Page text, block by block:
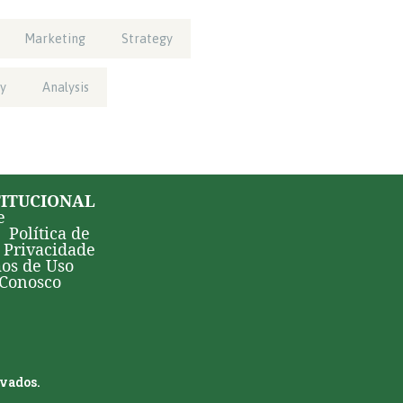
Marketing Strategy
Analysis
Política de
Privacidade
de Uso